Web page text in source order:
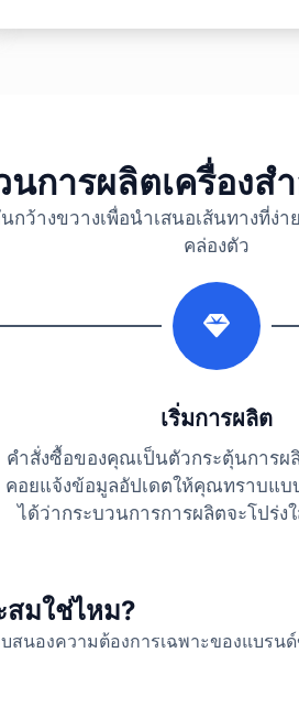
นการผลิตเครื่อง
ว้างขวางเพื่อนำเสนอเส้นทาง
คล่องตัว
เริ่มการผลิต
คำสั่งซื้อของคุณเป็นตัวกระตุ้นการผลิ
คอยแจ้งข้อมูลอัปเดตให้คุณทราบแบ
ได้ว่ากระบวนการการผลิตจะโปร่ง
มใช่ไหม?
นองความต้องการเฉพาะของแบรน